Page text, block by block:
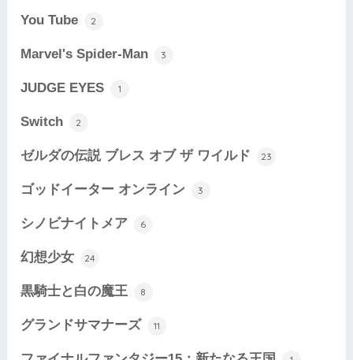
You Tube 2
Marvel's Spider-Man 3
JUDGE EYES 1
Switch 2
ゼルダの伝説 ブレス オブ ザ ワイルド 23
ゴッドイーター オンライン 3
シノビナイトメア 6
幻想少女 24
黒騎士と白の魔王 8
グランドサマナーズ 11